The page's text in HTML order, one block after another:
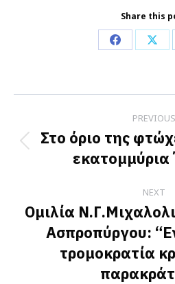
Share this
Share
Facebook
X
navigation
PREVIOUS
Στο όριο της
εκατομμύρια
NEXT
Ομιλία
Ασπροπύργου:
τρομοκρατία